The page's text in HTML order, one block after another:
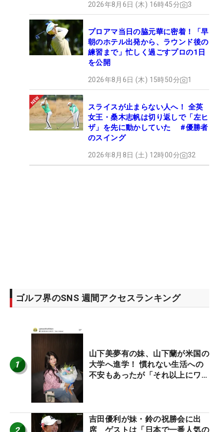
2026年8月6日 (木) 16時45分 3
プロアマ当日の脇元華に密着！「早
朝のホテル出発から、ラウンド後の
練習まで」忙しく過ごすプロの1日
を公開
2026年8月6日 (木) 15時50分 1
スライスが止まらない人へ！ 全英
女王・桑木志帆は切り返しで「左ヒ
ザ」を先に動かしていた #優勝者
のスイング
2026年8月8日 (土) 12時00分 32
ゴルフ界のSNS 週間アクセスランキング
1
山下美夢有の妹、山下蘭が米国の
大学へ進学！ 慣れない生活への
不安もあったが「それ以上にワク
吉田優利が妹・鈴の祝勝会に出
席 ゲストは「日本で一番人気の